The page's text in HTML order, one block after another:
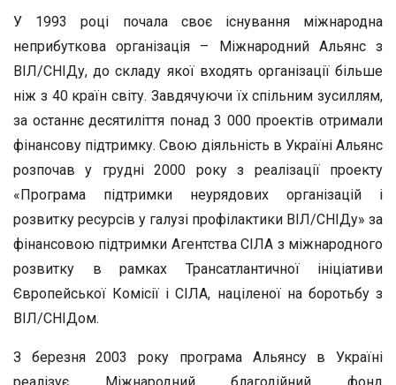
У 1993 році почала своє існування міжнародна
неприбуткова організація – Міжнародний Альянс з
ВІЛ/СНІДу, до складу якої входять організації більше
ніж з 40 країн світу. Завдячуючи їх спільним зусиллям,
за останнє десятиліття понад 3 000 проектів отримали
фінансову підтримку. Свою діяльність в Україні Альянс
розпочав у грудні 2000 року з реалізації проекту
«Програма підтримки неурядових організацій і
розвитку ресурсів у галузі профілактики ВІЛ/СНІДу» за
фінансовою підтримки Агентства СІЛА з міжнародного
розвитку в рамках Трансатлантичної ініціативи
Європейської Комісії і СІЛА, націленої на боротьбу з
ВІЛ/СНІДом.
З березня 2003 року програма Альянсу в Україні